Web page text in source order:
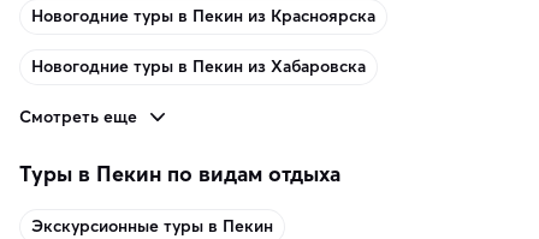
Новогодние туры в Пекин из Красноярска
Новогодние туры в Пекин из Хабаровска
Смотреть еще
Туры в Пекин по видам отдыха
Экскурсионные туры в Пекин